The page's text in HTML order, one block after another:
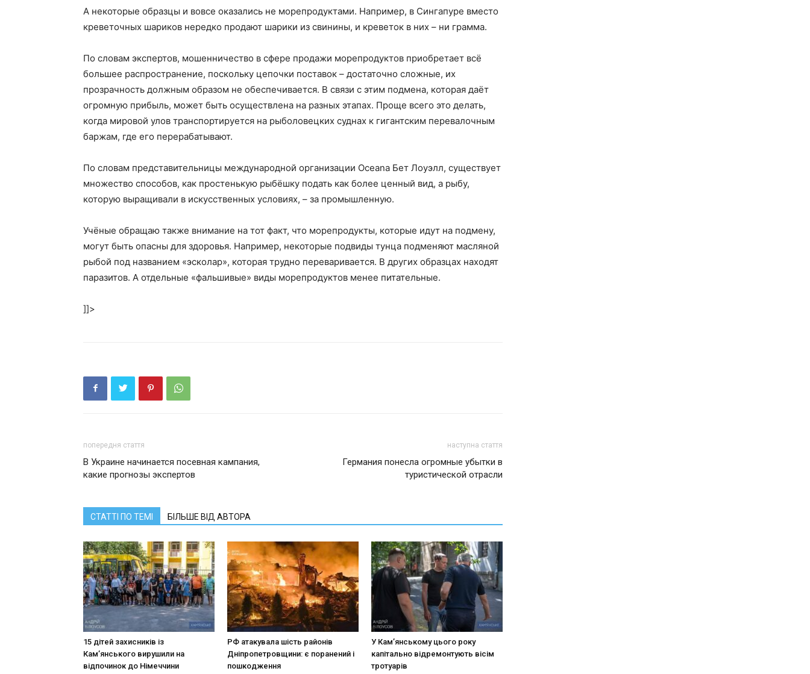
А некоторые образцы и вовсе оказались не морепродуктами. Например, в Сингапуре вместо
креветочных шариков нередко продают шарики из свинины, и креветок в них – ни грамма.
По словам экспертов, мошенничество в сфере продажи морепродуктов приобретает всё
большее распространение, поскольку цепочки поставок – достаточно сложные, их
прозрачность должным образом не обеспечивается. В связи с этим подмена, которая даёт
огромную прибыль, может быть осуществлена на разных этапах. Проще всего это делать,
когда мировой улов транспортируется на рыболовецких суднах к гигантским перевалочным
баржам, где его перерабатывают.
По словам представительницы международной организации Oceana Бет Лоуэлл, существует
множество способов, как простенькую рыбёшку подать как более ценный вид, а рыбу,
которую выращивали в искусственных условиях, – за промышленную.
Учёные обращаю также внимание на тот факт, что морепродукты, которые идут на подмену,
могут быть опасны для здоровья. Например, некоторые подвиды тунца подменяют масляной
рыбой под названием «эсколар», которая трудно переваривается. В других образцах находят
паразитов. А отдельные «фальшивые» виды морепродуктов менее питательные.
]]>
попередня стаття
В Украине начинается посевная кампания,
какие прогнозы экспертов
наступна стаття
Германия понесла огромные убытки в
туристической отрасли
СТАТТІ ПО ТЕМІ БІЛЬШЕ ВІД АВТОРА
15 дітей захисників із
Кам’янського вирушили на
відпочинок до Німеччини
РФ атакувала шість районів
Дніпропетровщини: є поранений і
пошкодження
У Кам’янському цього року
капітально відремонтують вісім
тротуарів